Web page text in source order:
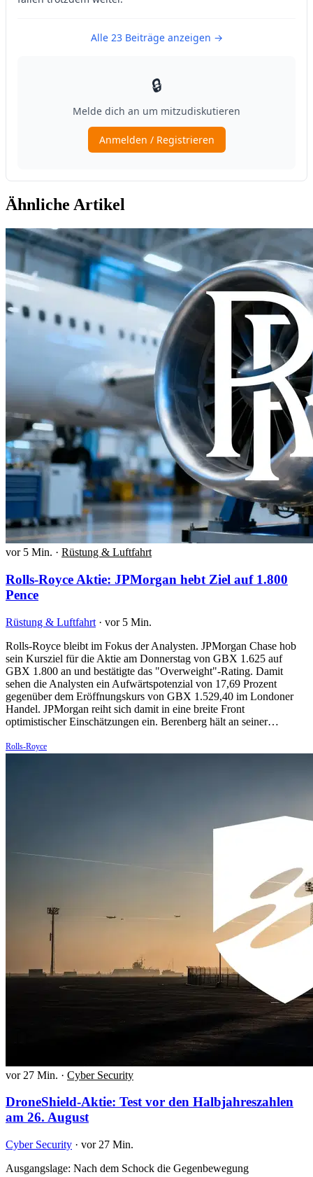
Ähnliche Artikel
vor 5 Min. · Rüstung & Luftfahrt
Rolls-Royce Aktie: JPMorgan hebt Ziel auf 1.800
Pence
Rüstung & Luftfahrt · vor 5 Min.
Rolls-Royce bleibt im Fokus der Analysten. JPMorgan Chase hob
sein Kursziel für die Aktie am Donnerstag von GBX 1.625 auf
GBX 1.800 an und bestätigte das "Overweight"-Rating. Damit
sehen die Analysten ein Aufwärtspotenzial von 17,69 Prozent
gegenüber dem Eröffnungskurs von GBX 1.529,40 im Londoner
Handel. JPMorgan reiht sich damit in eine breite Front
optimistischer Einschätzungen ein. Berenberg hält an seiner…
Rolls-Royce
vor 27 Min. · Cyber Security
DroneShield-Aktie: Test vor den Halbjahreszahlen
am 26. August
Cyber Security · vor 27 Min.
Ausgangslage: Nach dem Schock die Gegenbewegung